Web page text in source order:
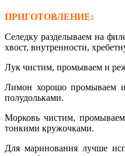
ПРИГОТОВЛЕНИЕ:
Селедку разделываем на
хвост, внутренности,
Лук чистим, промываем и
Лимон хорошо промываем
полудольками.
Морковь чистим,
тонкими кружочками.
Для маринования лучше